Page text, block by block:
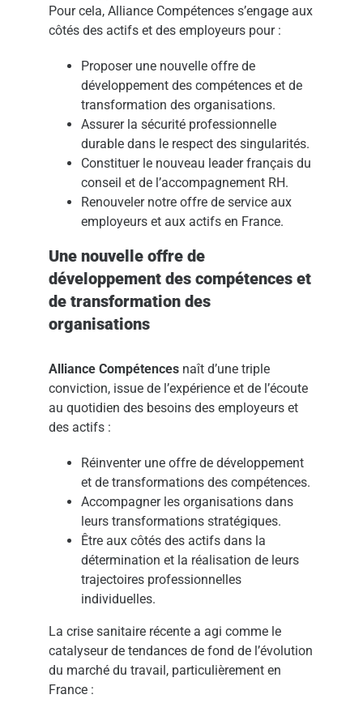
Pour cela, Alliance Compétences s’engage aux
côtés des actifs et des employeurs pour :
Proposer une nouvelle offre de
développement des compétences et de
transformation des organisations.
Assurer la sécurité professionnelle
durable dans le respect des singularités.
Constituer le nouveau leader français du
conseil et de l’accompagnement RH.
Renouveler notre offre de service aux
employeurs et aux actifs en France.
Une nouvelle offre de
développement des compétences et
de transformation des
organisations
Alliance Compétencesnaît d’une triple
conviction, issue de l’expérience et de l’écoute
au quotidien des besoins des employeurs et
des actifs :
Réinventer une offre de développement
et de transformations des compétences.
Accompagner les organisations dans
leurs transformations stratégiques.
Être aux côtés des actifs dans la
détermination et la réalisation de leurs
trajectoires professionnelles
individuelles.
La crise sanitaire récente a agi comme le
catalyseur de tendances de fond de l’évolution
du marché du travail, particulièrement en
France :